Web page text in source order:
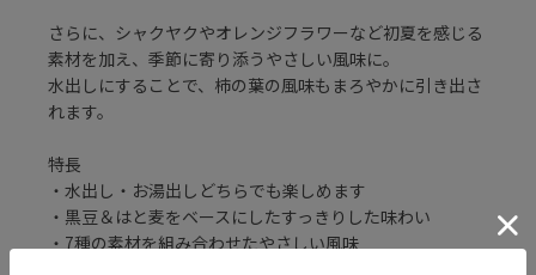
さらに、シャクヤクやオレンジフラワーなど初夏を感じる
素材を加え、季節に寄り添うやさしい風味に。
水出しにすることで、柿の葉の風味もまろやかに引き出さ
れます。
特長
・水出し・お湯出しどちらでも楽しめます
・黒豆＆はと麦をベースにしたすっきりした味わい
・7種の素材を組み合わせたやさしい風味